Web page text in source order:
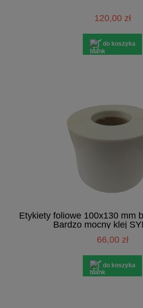
120,00 zł
do koszyka
Etykiety foliowe 100x130 mm
Bardzo mocny klej
66,00 zł
do koszyka